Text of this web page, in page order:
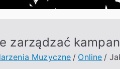
zarządzać
Muzyczne Online